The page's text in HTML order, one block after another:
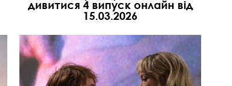
дивитися 4 випуск онлайн від
15.03.2026